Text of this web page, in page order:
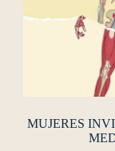
MUJERES